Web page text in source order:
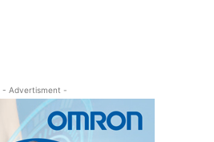
- Advertisment -